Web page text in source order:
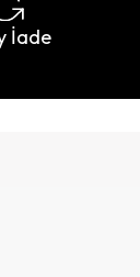
İade